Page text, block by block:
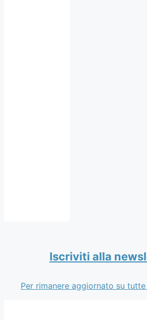
Iscriviti alla
Per rimanere aggiornato su